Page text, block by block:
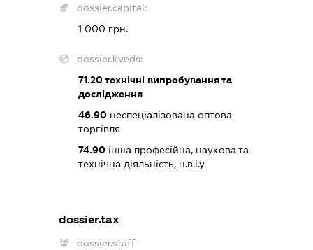
dossier.capital:
1 000 грн.
dossier.kveds:
71.20технічні випробування та
дослідження
46.90неспеціалізована оптова
торгівля
74.90інша професійна, наукова та
технічна діяльність, н.в.і.у.
dossier.tax
dossier.staff